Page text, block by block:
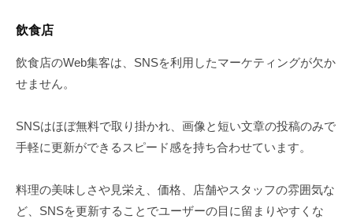
飲食店
飲食店のWeb集客は、SNSを利用したマーケティングが欠か
せません。
SNSはほぼ無料で取り掛かれ、画像と短い文章の投稿のみで
手軽に更新ができるスピード感を持ち合わせています。
料理の美味しさや見栄え、価格、店舗やスタッフの雰囲気な
ど、SNSを更新することでユーザーの目に留まりやすくな